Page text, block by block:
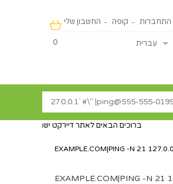
0
החשבון שלי קופה התחברות
עברית
ברוכים הבאים לאתר דיירקט ישראליין - מכירה מהיבואן
|PING -N 21
|PING -N 21